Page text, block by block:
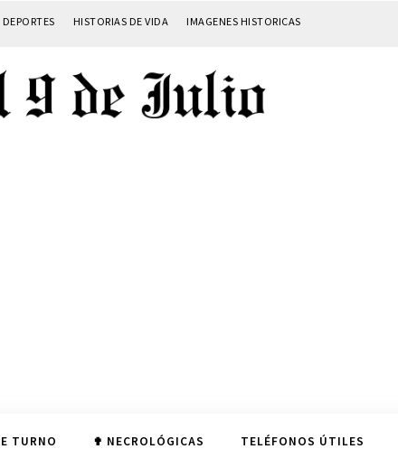
DEPORTES HISTORIAS DE VIDA IMAGENES HISTORICAS
TURNO ✟ NECROLÓGICAS TELÉFONOS ÚTILES